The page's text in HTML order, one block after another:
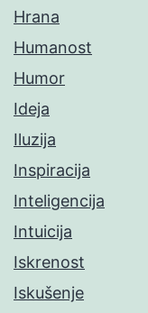
Hrana
Humanost
Humor
Ideja
Iluzija
Inspiracija
Inteligencija
Intuicija
Iskrenost
Iskušenje